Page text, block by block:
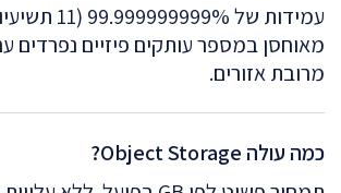
עמידות של
מאוחסן במספר עותקים פיזיים נפרדים
מרובת אזורים.
כמה עולה Object Storage?